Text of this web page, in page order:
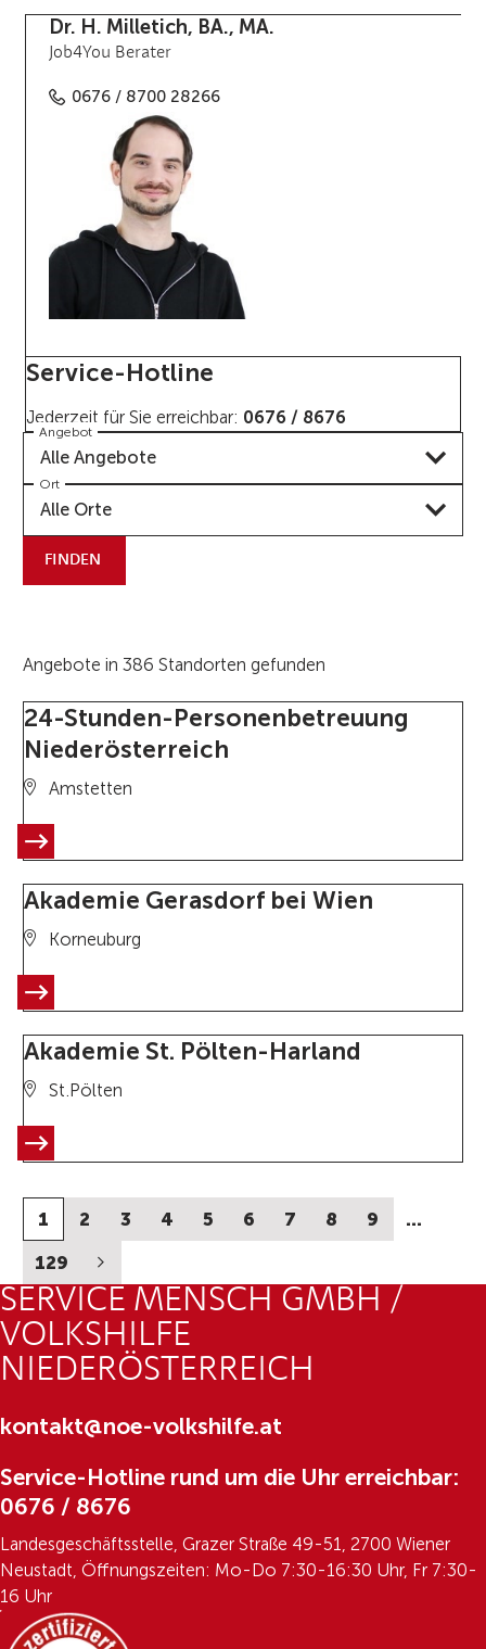
Dr. H. Milletich, BA., MA.
Job4You Berater
0676 / 8700 28266
Service-Hotline
Jederzeit für Sie erreichbar: 0676 / 8676
Angebot
Alle Angebote
Ort
Alle Orte
FINDEN
Angebote in 386 Standorten gefunden
24-Stunden-Personenbetreuung
Niederösterreich
Amstetten
Akademie Gerasdorf bei Wien
Korneuburg
Akademie St. Pölten-Harland
St.Pölten
1 2 3 4 5 6 7 8 9
…
129
SERVICE MENSCH GMBH /
VOLKSHILFE
NIEDERÖSTERREICH
kontakt@noe-volkshilfe.at
Service-Hotline rund um die Uhr erreichbar:
0676 / 8676
Landesgeschäftsstelle, Grazer Straße 49-51, 2700 Wiener
Neustadt, Öffnungszeiten: Mo-Do 7:30-16:30 Uhr, Fr 7:30-
16 Uhr